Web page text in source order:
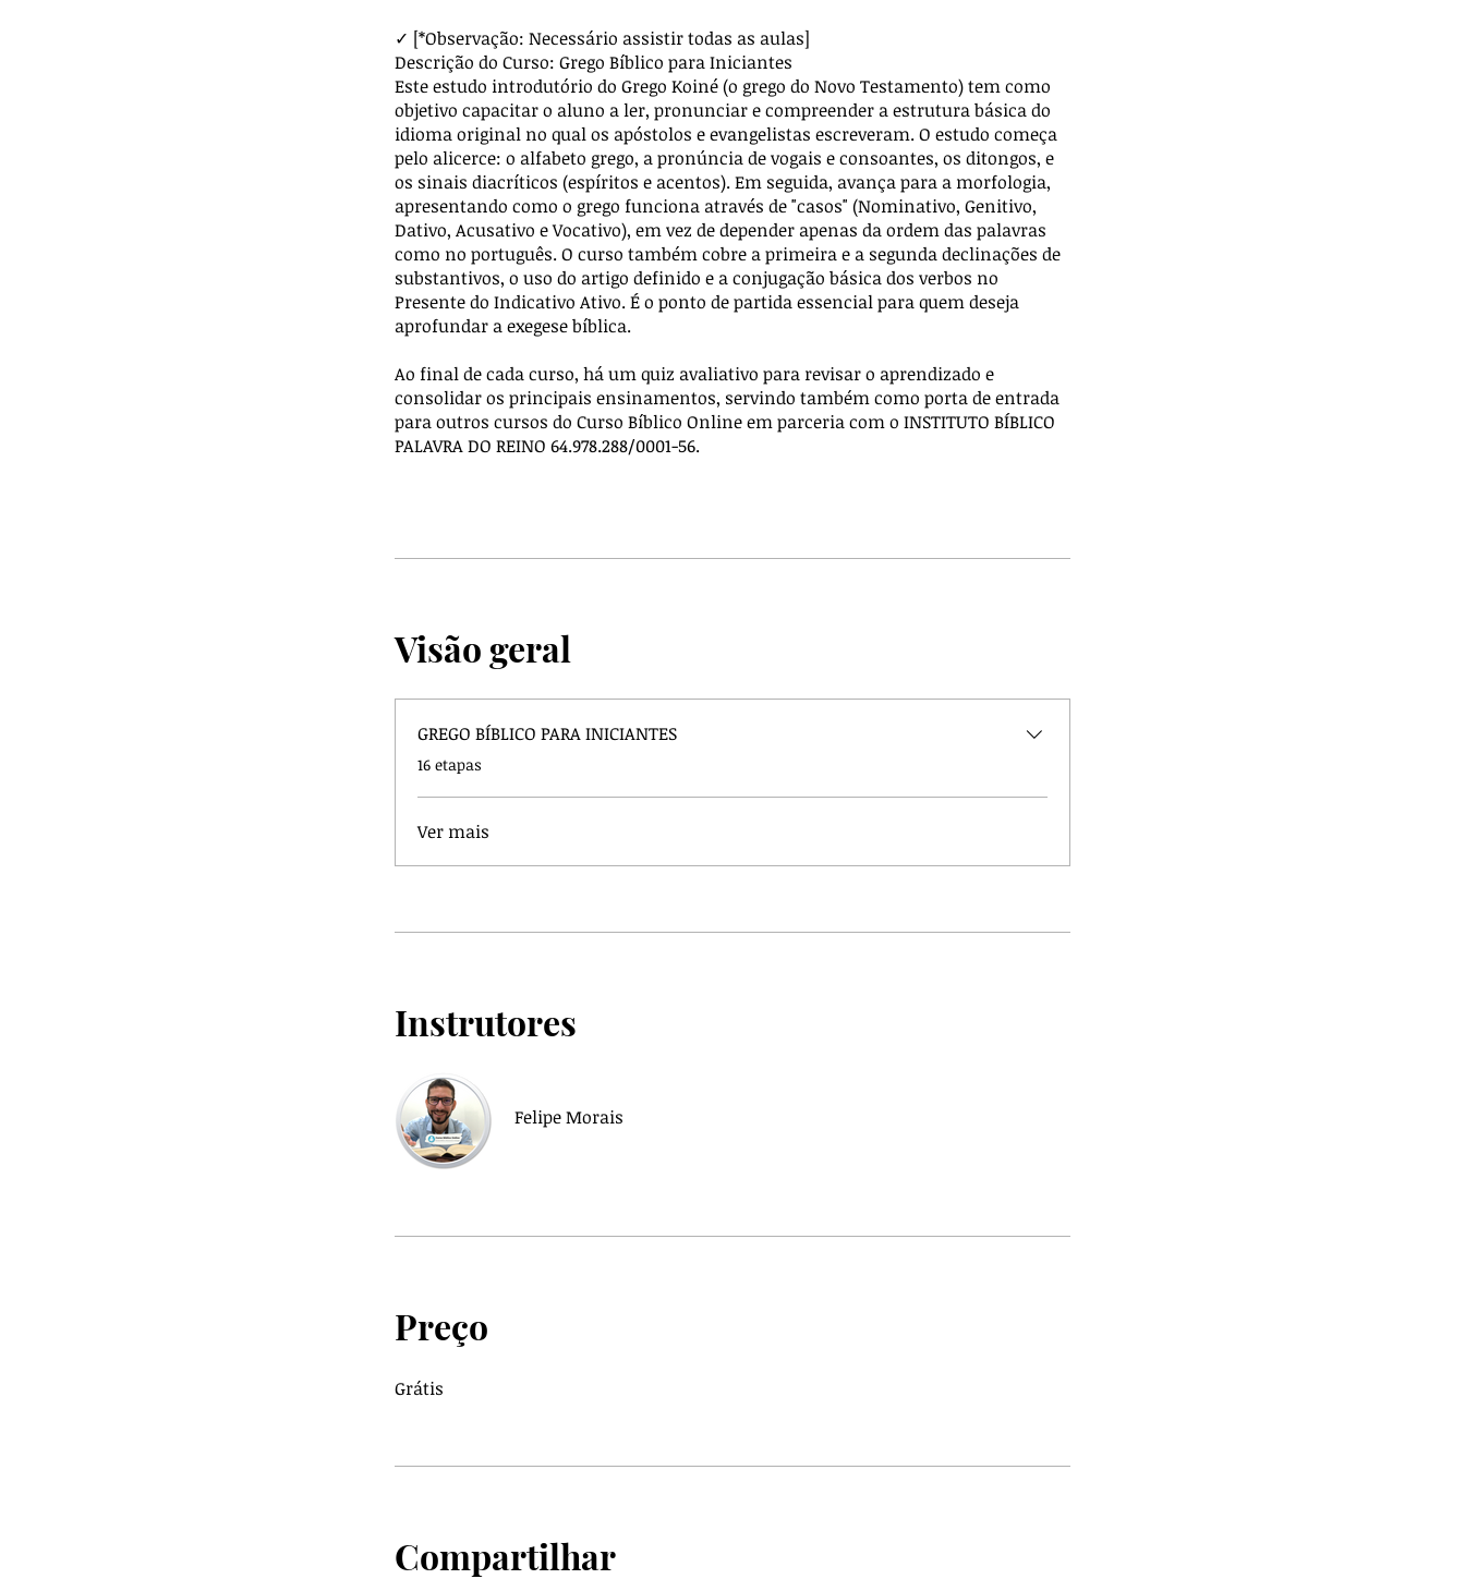
✓ [*Observação: Necessário assistir todas as aulas]
Descrição do Curso: Grego Bíblico para Iniciantes
Este estudo introdutório do Grego Koiné (o grego do Novo Testamento) tem como
objetivo capacitar o aluno a ler, pronunciar e compreender a estrutura básica do
idioma original no qual os apóstolos e evangelistas escreveram. O estudo começa
pelo alicerce: o alfabeto grego, a pronúncia de vogais e consoantes, os ditongos, e
os sinais diacríticos (espíritos e acentos). Em seguida, avança para a morfologia,
apresentando como o grego funciona através de "casos" (Nominativo, Genitivo,
Dativo, Acusativo e Vocativo), em vez de depender apenas da ordem das palavras
como no português. O curso também cobre a primeira e a segunda declinações de
substantivos, o uso do artigo definido e a conjugação básica dos verbos no
Presente do Indicativo Ativo. É o ponto de partida essencial para quem deseja
aprofundar a exegese bíblica.
Ao final de cada curso, há um quiz avaliativo para revisar o aprendizado e
consolidar os principais ensinamentos, servindo também como porta de entrada
para outros cursos do Curso Bíblico Online em parceria com o INSTITUTO BÍBLICO
PALAVRA DO REINO 64.978.288/0001-56.
Visão geral
GREGO BÍBLICO PARA INICIANTES
.16 etapas
Ver mais
Instrutores
Felipe Morais
Preço
Grátis
Compartilhar